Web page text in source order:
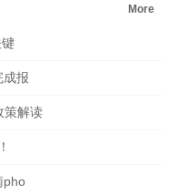
More
成报
策解读
pho